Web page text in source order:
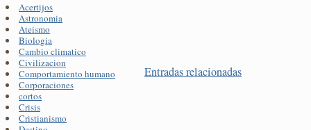
Acertijos
Astronomia
Ateismo
Biologia
Cambio climatico
Civilizacion
Comportamiento humano
Corporaciones
cortos
Crisis
Cristianismo
Entradas relacionadas